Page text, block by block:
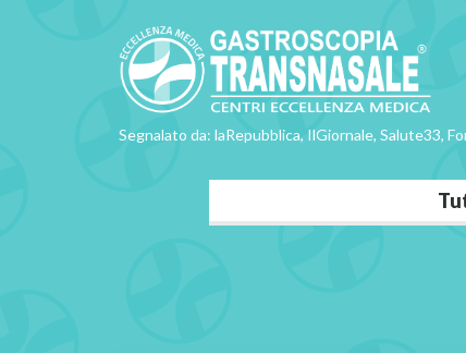
Segnalato da: laRepubblica, IlGiornale, Salute33,